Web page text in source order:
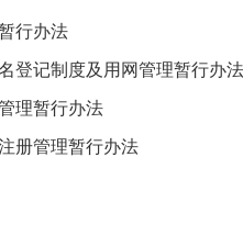
行办法
登记制度及用网管理暂行办法
理暂行办法
册管理暂行办法